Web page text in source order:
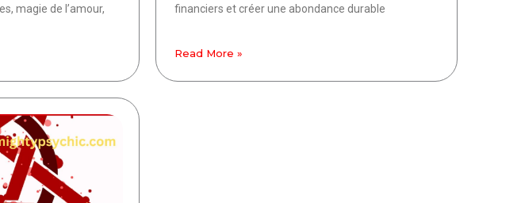
magie de l’amour,
financiers et créer une abondance durable
Read More »